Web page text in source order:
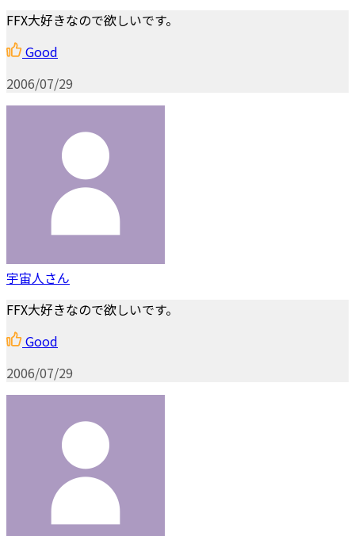
FFX大好きなので欲しいです。
Good
2006/07/29
宇宙人さん
FFX大好きなので欲しいです。
Good
2006/07/29